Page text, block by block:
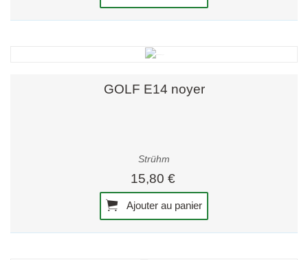
GOLF E14 noyer
Strühm
15,80 €
Ajouter au panier